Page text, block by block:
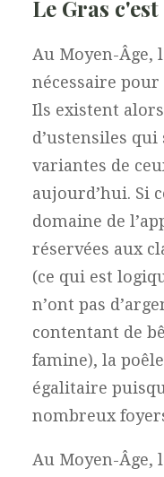
Le Gras
Au Moyen-Âge,
nécessaire pour
Ils existent
d’ustensiles
variantes de
aujourd’hui. Si
domaine de
réservées aux
(ce qui est
n’ont pas
contentant de
famine), la
égalitaire
nombreux
Au Moyen-Âge,